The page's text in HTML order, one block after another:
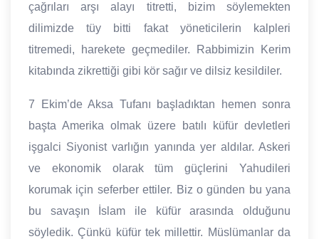
çağrıları arşı alayı titretti, bizim söylemekten
dilimizde tüy bitti fakat yöneticilerin kalpleri
titremedi, harekete geçmediler. Rabbimizin Kerim
kitabında zikrettiği gibi kör sağır ve dilsiz kesildiler.
7 Ekim’de Aksa Tufanı başladıktan hemen sonra
başta Amerika olmak üzere batılı küfür devletleri
işgalci Siyonist varlığın yanında yer aldılar. Askeri
ve ekonomik olarak tüm güçlerini Yahudileri
korumak için seferber ettiler. Biz o günden bu yana
bu savaşın İslam ile küfür arasında olduğunu
söyledik. Çünkü küfür tek millettir. Müslümanlar da